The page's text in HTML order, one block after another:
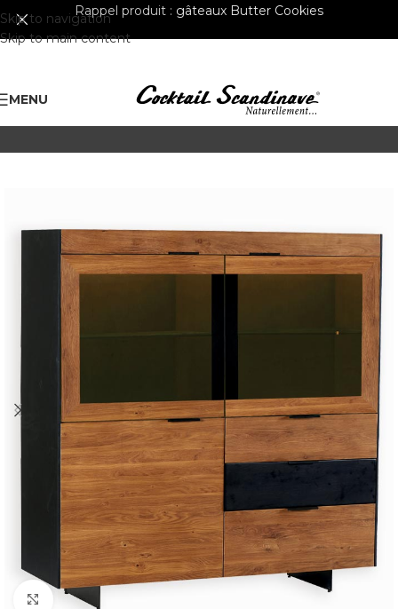
Skip to navigation
Skip to main content
Rappel produit : gâteaux Butter Cookies
MENU
Cliquer pour agrandir